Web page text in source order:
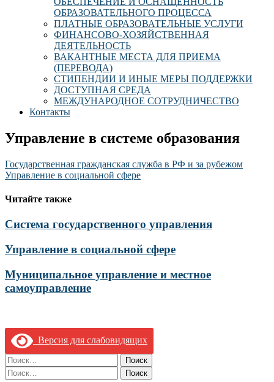
ОБРАЗОВАТЕЛЬНОГО ПРОЦЕССА
ПЛАТНЫЕ ОБРАЗОВАТЕЛЬНЫЕ УСЛУГИ
ФИНАНСОВО-ХОЗЯЙСТВЕННАЯ
ДЕЯТЕЛЬНОСТЬ
ВАКАНТНЫЕ МЕСТА ДЛЯ ПРИЕМА
(ПЕРЕВОДА)
СТИПЕНДИИ И ИНЫЕ МЕРЫ ПОДДЕРЖКИ
ДОСТУПНАЯ СРЕДА
МЕЖДУНАРОДНОЕ СОТРУДНИЧЕСТВО
Контакты
Управление в системе образования
Навигация
по
записям
Государственная гражданская служба в РФ и за рубежом
Управление в социальной сфере
Читайте также
Система государственного управления
Управление в социальной сфере
Муниципальное управление и местное
самоуправление
Версия для слабовидящих
Найти:
Найти: